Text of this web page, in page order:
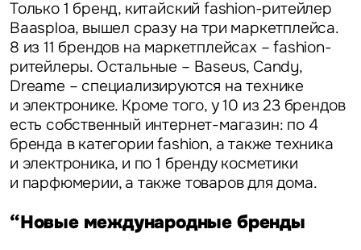
Только 1 бренд, китайский fashion-ритейлер
Baasploa, вышел сразу на три маркетплейса.
8 из 11 брендов на маркетплейсах – fashion-
ритейлеры. Остальные – Baseus, Candy,
Dreame – специализируются на технике
и электронике. Кроме того, у 10 из 23 брендов
есть собственный интернет-магазин: по 4
бренда в категории fashion, а также техника
и электроника, и по 1 бренду косметики
и парфюмерии, а также товаров для дома.
“Новые международные бренды
Вопрос
Предложение
Жалоба
Уведомления
Это обязательное поле
Это обязательное поле